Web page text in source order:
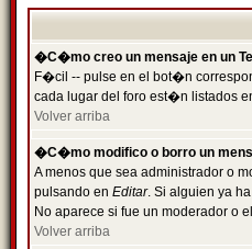
�C�mo creo un mensaje en un
F�cil -- pulse en el bot�n
cada lugar del foro est�n listados
Volver arriba
�C�mo modifico o borro un
A menos que sea administrador o
pulsando en Editar. Si alguien ya
No aparece si fue un moderador o
Volver arriba